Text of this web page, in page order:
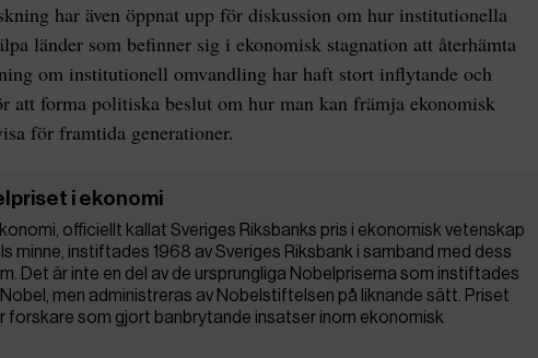
har även öppnat upp för diskussion om hur institutionella
länder som befinner sig i ekonomisk stagnation att återhämta
om institutionell omvandling har haft stort inflytande och
att forma politiska beslut om hur man kan främja ekonomisk
för framtida generationer.
i ekonomi
officiellt kallat Sveriges Riksbanks pris i ekonomisk vetenskap
minne, instiftades 1968 av Sveriges Riksbank i samband med dess
Det är inte en del av de ursprungliga Nobelpriserna som instiftades
men administreras av Nobelstiftelsen på liknande sätt. Priset
forskare som gjort banbrytande insatser inom ekonomisk